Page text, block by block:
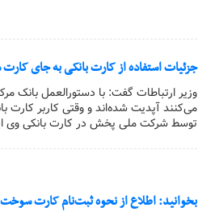
جزئیات استفاده از کارت بانکی به جای
می‌کنند آپدیت شده‌اند و وقتی کاربر کارت
توسط شرکت ملی پخش در کارت بانکی
بخوانید: اطلاع از نحوه ثبت‌نام کارت